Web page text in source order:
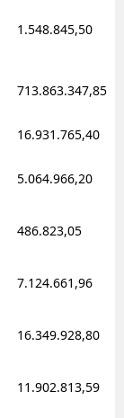
1.548.845,50
713.863.347,85
16.931.765,40
5.064.966,20
486.823,05
7.124.661,96
16.349.928,80
11.902.813,59